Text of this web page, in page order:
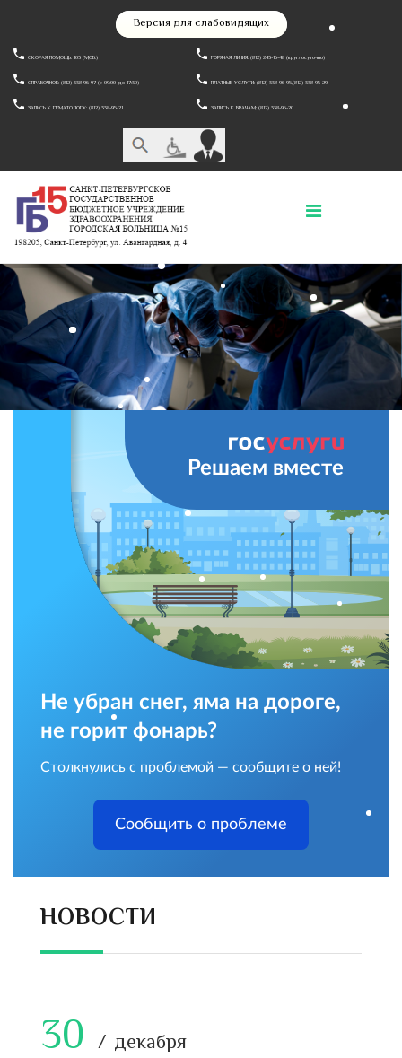
Версия для слабовидящих
СКОРАЯ ПОМОЩЬ: 103 (МОБ.)
СПРАВОЧНОЕ: (812) 338-96-97 (c 09:00 до 17:30)
ЗАПИСЬ К ГЕМАТОЛОГУ: (812) 338-95-21
ГОРЯЧАЯ ЛИНИЯ: (812) 243-16-48 (круглосуточно)
ПЛАТНЫЕ УСЛУГИ: (812) 338-96-95,(812) 338-95-29
ЗАПИСЬ К ВРАЧАМ: (812) 338-95-20
Решаем вместе
Не убран снег, яма на дороге,
не горит фонарь?
Столкнулись с проблемой — сообщите о ней!
Сообщить о проблеме
НОВОСТИ
30 декабря